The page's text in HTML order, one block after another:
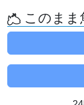
このまま